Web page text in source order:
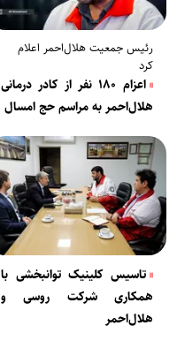
رئیس جمعیت هلال‌احمر اعلام
کرد
اعزام ۱۸۰ نفر از کادر درمانی
هلال‌احمر به مراسم حج امسال
تاسیس کلینیک توانبخشی با
همکاری شرکت روسی و
هلال‌احمر